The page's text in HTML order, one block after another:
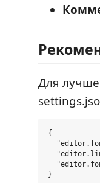
Для
{